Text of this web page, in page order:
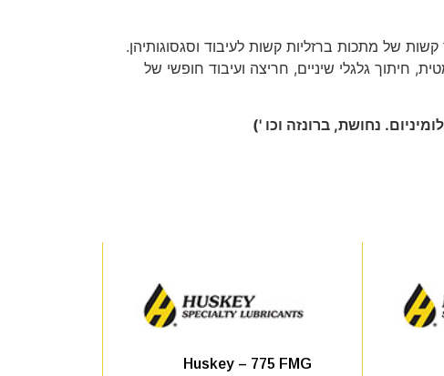
חיתוך גלגלי שיניים, חריצה ועיבוד חופשי של
נחושת, ברונזה וכו ')
Huskey – 775 FMG